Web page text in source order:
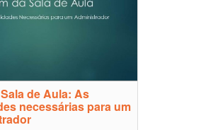
de Aula: As
necessárias para um